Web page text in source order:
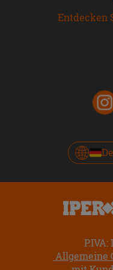
Entdecken
Allgemeine